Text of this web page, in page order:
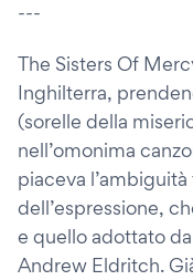
---
The Sisters Of
Inghilterra,
(sorelle della
nell’omonima
piaceva
dell’espressione,
e quello adottato
Andrew Eldritch.